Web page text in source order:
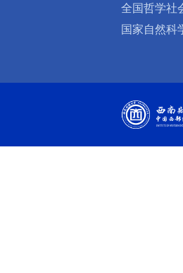
全国哲学社
国家自然科